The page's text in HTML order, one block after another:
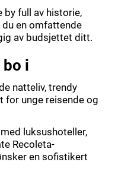
by full av historie,
en omfattende
av budsjettet ditt.
i
natteliv, trendy
for unge reisende og
luksushoteller,
Recoleta-
en sofistikert